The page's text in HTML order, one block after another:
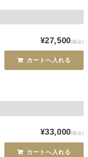
¥27,500(税込)
¥33,000(税込)